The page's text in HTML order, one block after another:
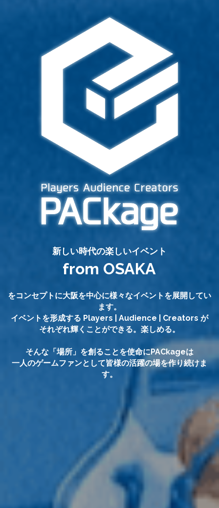
新しい時代の楽しいイベント
from OSAKA
をコンセプトに大阪を中心に様々なイベントを展開してい
ます。
イベントを形成する Players | Audience | Creators が
それぞれ輝くことができる。楽しめる。
そんな「場所」を創ることを使命にPACkageは
一人のゲームファンとして皆様の活躍の場を作り続けま
す。